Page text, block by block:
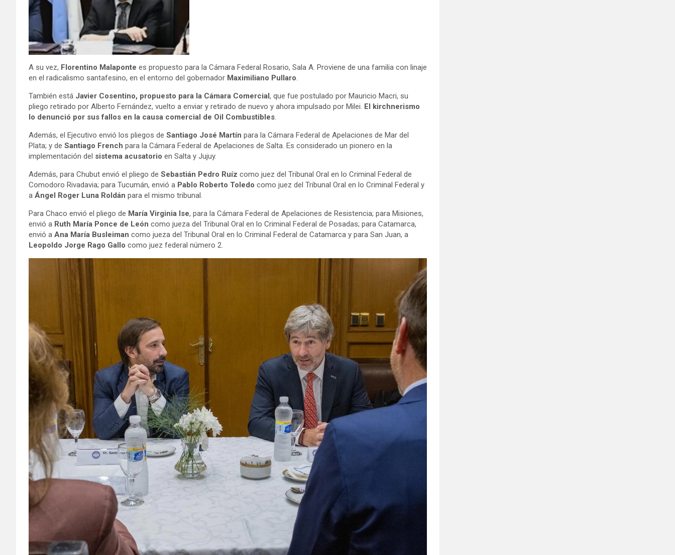
A su vez, Florentino Malaponte es propuesto para la Cámara Federal Rosario, Sala A. Proviene de una familia con linaje
en el radicalismo santafesino, en el entorno del gobernador Maximiliano Pullaro
También está Javier Cosentino, propuesto para la Cámara Comercial, que fue postulado por Mauricio Macri, su
pliego retirado por Alberto Fernández, vuelto a enviar y retirado de nuevo y ahora impulsado por Milei. El kirchnerismo
lo denunció por sus fallos en la causa comercial de Oil Combustibles
Además, el Ejecutivo envió los pliegos de Santiago José Martín para la Cámara Federal de Apelaciones de Mar del
Plata; y de Santiago French para la Cámara Federal de Apelaciones de Salta. Es considerado un pionero en la
implementación del sistema acusatorio en Salta y Jujuy.
Además, para Chubut envió el pliego de Sebastián Pedro Ruíz como juez del Tribunal Oral en lo Criminal Federal de
Comodoro Rivadavia; para Tucumán, envió a Pablo Roberto Toledo como juez del Tribunal Oral en lo Criminal Federal y
a Ángel Roger Luna Roldán para el mismo tribunal.
Para Chaco envió el pliego de María Virginia Ise, para la Cámara Federal de Apelaciones de Resistencia; para Misiones,
envió a Ruth María Ponce de León como jueza del Tribunal Oral en lo Criminal Federal de Posadas; para Catamarca,
envió a Ana María Busleiman como jueza del Tribunal Oral en lo Criminal Federal de Catamarca y para San Juan, a
Leopoldo Jorge Rago Gallo como juez federal número 2.